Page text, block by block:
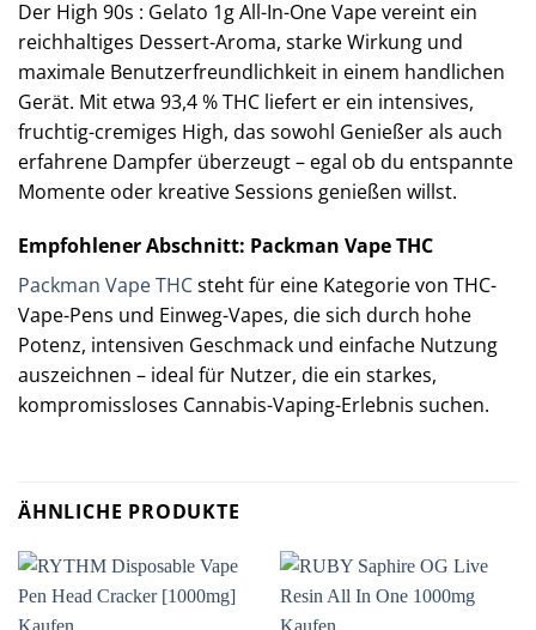
Der High 90s : Gelato 1g All-In-One Vape vereint ein
reichhaltiges Dessert-Aroma, starke Wirkung und
maximale Benutzerfreundlichkeit in einem handlichen
Gerät. Mit etwa 93,4 % THC liefert er ein intensives,
fruchtig-cremiges High, das sowohl Genießer als auch
erfahrene Dampfer überzeugt – egal ob du entspannte
Momente oder kreative Sessions genießen willst.
Empfohlener Abschnitt: Packman Vape THC
Packman Vape THCsteht für eine Kategorie von THC-
Vape-Pens und Einweg-Vapes, die sich durch hohe
Potenz, intensiven Geschmack und einfache Nutzung
auszeichnen – ideal für Nutzer, die ein starkes,
kompromissloses Cannabis-Vaping-Erlebnis suchen.
ÄHNLICHE PRODUKTE